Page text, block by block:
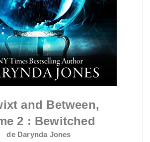
and Between,
2 : Bewitched
de Darynda Jones